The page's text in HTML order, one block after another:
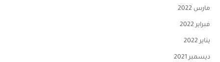
مارس 2022
فبراير 2022
يناير 2022
ديسمبر 2021